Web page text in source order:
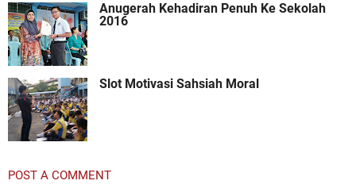
Anugerah Kehadiran Penuh Ke Sekolah
2016
Slot Motivasi Sahsiah Moral
POST A COMMENT